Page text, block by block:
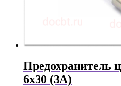
Предохранитель
6х30 (3А)